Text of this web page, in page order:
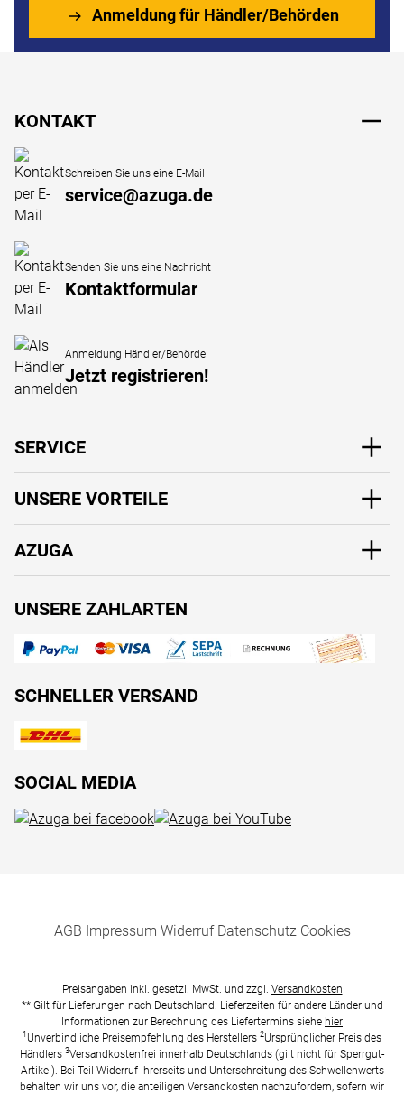
Anmeldung für Händler/Behörden
KONTAKT
Schreiben Sie uns eine E-Mail
service@azuga.de
Senden Sie uns eine Nachricht
Kontaktformular
Anmeldung Händler/Behörde
Jetzt registrieren!
SERVICE
UNSERE VORTEILE
AZUGA
UNSERE ZAHLARTEN
SCHNELLER VERSAND
SOCIAL MEDIA
AGB Impressum Widerruf Datenschutz Cookies
Preisangaben inkl. gesetzl. MwSt. und zzgl. Versandkosten
** Gilt für Lieferungen nach Deutschland. Lieferzeiten für andere Länder und
Informationen zur Berechnung des Liefertermins siehe hier
1 Unverbindliche Preisempfehlung des Herstellers 2Ursprünglicher Preis des
Händlers 3Versandkostenfrei innerhalb Deutschlands (gilt nicht für Sperrgut-
Artikel). Bei Teil-Widerruf Ihrerseits und Unterschreitung des Schwellenwerts
behalten wir uns vor, die anteiligen Versandkosten nachzufordern, sofern wir